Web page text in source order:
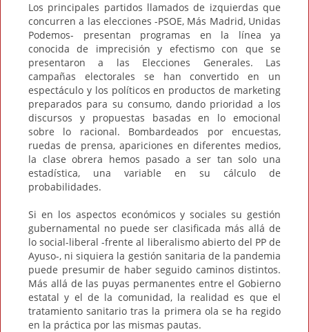
Los principales partidos llamados de izquierdas que
concurren a las elecciones -PSOE, Más Madrid, Unidas
Podemos- presentan programas en la línea ya
conocida de imprecisión y efectismo con que se
presentaron a las Elecciones Generales. Las
campañas electorales se han convertido en un
espectáculo y los políticos en productos de marketing
preparados para su consumo, dando prioridad a los
discursos y propuestas basadas en lo emocional
sobre lo racional. Bombardeados por encuestas,
ruedas de prensa, apariciones en diferentes medios,
la clase obrera hemos pasado a ser tan solo una
estadística, una variable en su cálculo de
probabilidades.
Si en los aspectos económicos y sociales su gestión
gubernamental no puede ser clasificada más allá de
lo social-liberal -frente al liberalismo abierto del PP de
Ayuso-, ni siquiera la gestión sanitaria de la pandemia
puede presumir de haber seguido caminos distintos.
Más allá de las puyas permanentes entre el Gobierno
estatal y el de la comunidad, la realidad es que el
tratamiento sanitario tras la primera ola se ha regido
en la práctica por las mismas pautas.